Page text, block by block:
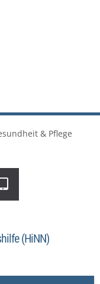
& Pflege
(HiNN)